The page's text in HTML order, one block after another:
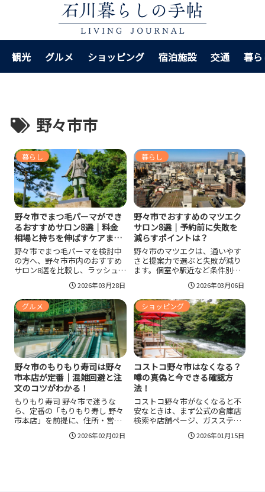
観光 グルメ ショッピング 宿泊施設 交通 暮
野々市市
暮らし
野々市でまつ毛パーマができ
るおすすめサロン8選｜料金
相場と持ちを伸ばすケアまで
押さえよう！
野々市でまつ毛パーマを検討中
の方へ、野々市市内のおすすめ
サロン8選を比較し、ラッシュリ
フトとの違い、料金相場、追加
料金の見方、持ちを伸ばすアフ
ターケア、当日の注意点まで1ペ
ージで整理しました。
2026年03月28日
暮らし
野々市でおすすめのマツエク
サロン8選｜予約前に失敗を
減らすポイントは？
野々市のマツエクは、通いやす
さと提案力で選ぶと失敗が減り
ます。個室や駅近など条件別に
サロン候補を整理し、本数だけ
でなくカール・長さ・太さの相
性、オフの有無、当日のメイク
注意点まで確認して予約すると
満足度が上がり、持ちを伸ばす
ケアも続けやすくなります。
2026年03月06日
グルメ
野々市のもりもり寿司は野々
市本店が定番｜混雑回避と注
文のコツがわかる！
もりもり寿司 野々市で迷うな
ら、定番の「もりもり寿し 野々
市本店」を前提に、住所・営業
時間・支払い方法を先に確認す
るのが近道です。混雑ピークの
2026年02月02日
ショッピング
コストコ野々市はなくなる？
噂の真偽と今できる確認方
法！
コストコ野々市がなくなると不
安なときは、まず公式の倉庫店
検索や店舗ページ、ガスステー
ション併設一覧など一次情報で
掲載状況を照合し、噂の出どこ
2026年01月15日